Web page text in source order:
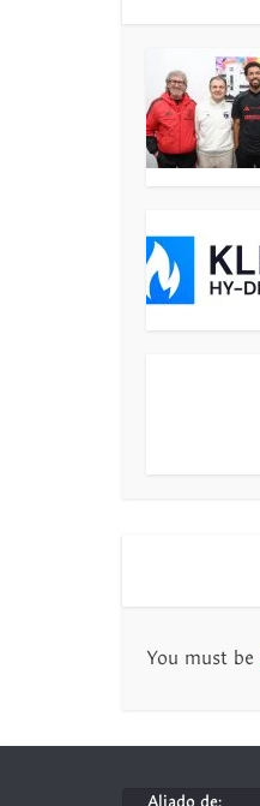
You must be